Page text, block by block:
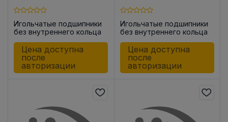
Игольчатые подшипники
без внутреннего кольца
Цена доступна
после
авторизации
Игольчатые подшипники
без внутреннего кольца
Цена доступна
после
авторизации